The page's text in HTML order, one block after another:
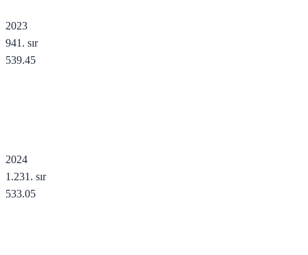
2023
941 . sır
539.45
2024
1.231 . sır
533.05